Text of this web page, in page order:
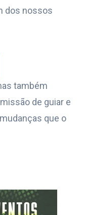
dos nossos
também
de guiar e
que o